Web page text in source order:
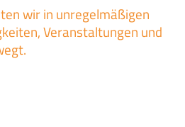
wir in unregelmäßigen
Veranstaltungen und